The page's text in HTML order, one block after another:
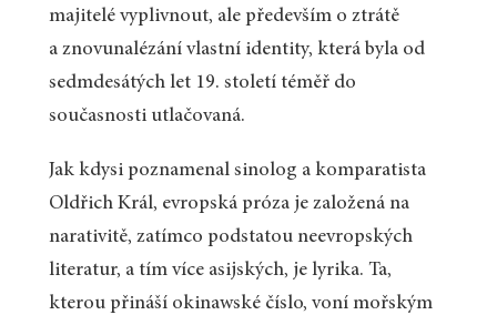
majitelé vyplivnout, ale především o ztrátě
a znovunalézání vlastní identity, která byla od
sedmdesátých let 19. století téměř do
současnosti utlačovaná.
Jak kdysi poznamenal sinolog a komparatista
Oldřich Král, evropská próza je založená na
narativitě, zatímco podstatou neevropských
literatur, a tím více asijských, je lyrika. Ta,
kterou přináší okinawské číslo, voní mořským